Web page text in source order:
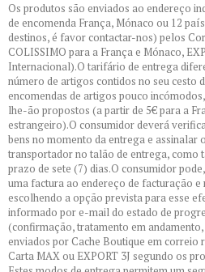
Os produtos são enviados ao endereço
de encomenda França, Mónaco ou 12
destinos, é favor contactar-nos) pelos
COLISSIMO para a França e Mónaco,
Internacional).O tarifário de entrega
número de artigos contidos no seu cesto
encomendas de artigos pouco
lhe-ão propostos (a partir de 5€ para a
estrangeiro).O consumidor deverá
bens no momento da entrega e assinalar
transportador no talão de entrega, como
prazo de sete (7) dias.O consumidor
uma factura ao endereço de facturação
escolhendo a opção prevista para esse
informado por e-mail do estado de
(confirmação, tratamento em
enviados por Cache Boutique em correio
Carta MAX ou EXPORT 3J segundo os